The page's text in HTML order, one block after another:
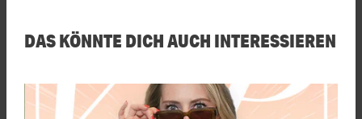
DAS KÖNNTE DICH AUCH INTERESSIEREN